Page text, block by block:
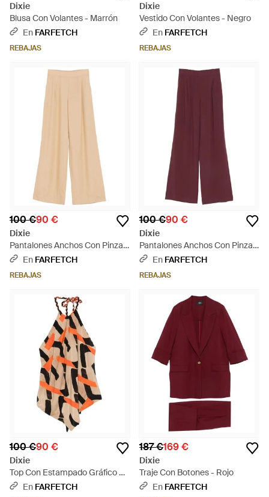
Dixie
Blusa Con Volantes - Marrón
En FARFETCH
REBAJAS
Dixie
Vestido Con Volantes - Negro
En FARFETCH
REBAJAS
100 €90 €
Dixie
Pantalones Anchos Con Pinzas
- Neutro
En FARFETCH
REBAJAS
100 €90 €
Dixie
Pantalones Anchos Con Pinzas
- Morado
En FARFETCH
REBAJAS
100 €90 €
Dixie
Top Con Estampado Gráfico Y
Cuello Halter - Blanco
En FARFETCH
187 €169 €
Dixie
Traje Con Botones - Rojo
En FARFETCH